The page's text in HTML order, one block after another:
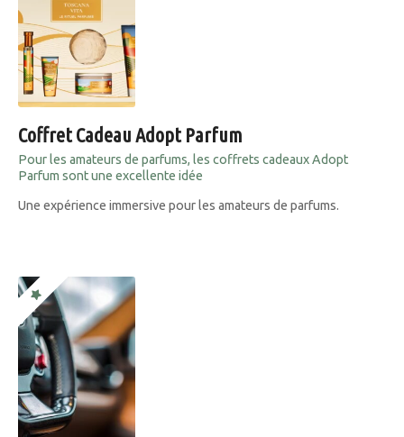
Coffret Cadeau Adopt Parfum
Pour les amateurs de parfums, les coffrets cadeaux Adopt
Parfum sont une excellente idée
Une expérience immersive pour les amateurs de parfums.